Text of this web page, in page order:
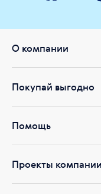
О компании
Покупай выгодно
Помощь
Проекты компании